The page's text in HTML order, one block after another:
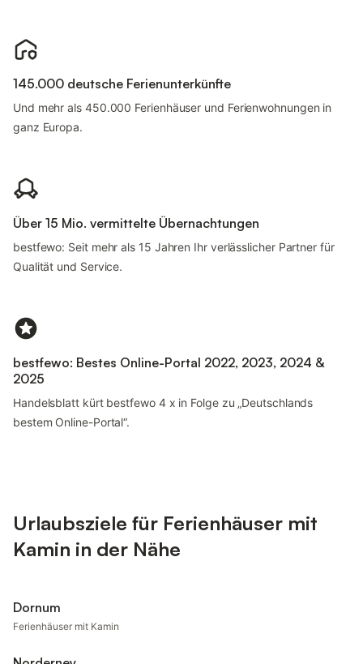
145.000 deutsche Ferienunterkünfte
Und mehr als 450.000 Ferienhäuser und Ferienwohnungen in
ganz Europa.
Über 15 Mio. vermittelte Übernachtungen
bestfewo: Seit mehr als 15 Jahren Ihr verlässlicher Partner für
Qualität und Service.
bestfewo: Bestes Online-Portal 2022, 2023, 2024 &
2025
Handelsblatt kürt bestfewo 4 x in Folge zu „Deutschlands
bestem Online-Portal“.
Urlaubsziele für Ferienhäuser mit
Kamin in der Nähe
Dornum
Ferienhäuser mit Kamin